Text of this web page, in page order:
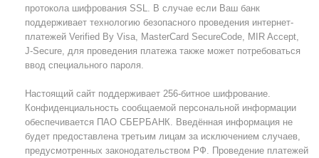
протокола шифрования SSL. В случае если Ваш банк
поддерживает технологию безопасного проведения интернет-
платежей Verified By Visa, MasterCard SecureCode, MIR Accept,
J-Secure, для проведения платежа также может потребоваться
ввод специального пароля.
Настоящий сайт поддерживает 256-битное шифрование.
Конфиденциальность сообщаемой персональной информации
обеспечивается ПАО СБЕРБАНК. Введённая информация не
будет предоставлена третьим лицам за исключением случаев,
предусмотренных законодательством РФ. Проведение платежей